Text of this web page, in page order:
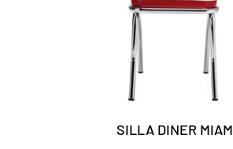
SILLA DINER